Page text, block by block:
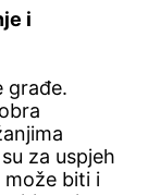
i
građe.
za uspjeh
može biti i